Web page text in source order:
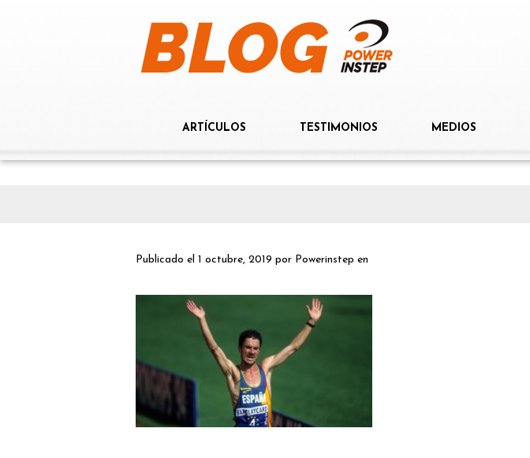
ARTÍCULOS TESTIMONIOS MEDIOS
Publicado el 1 octubre, 2019 por Powerinstep en